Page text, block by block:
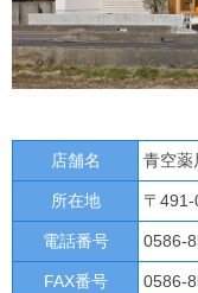
店舗名 青空
所在地 〒
電話番号 0586-
FAX番号 0586-